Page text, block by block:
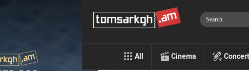
All Cinema Concert